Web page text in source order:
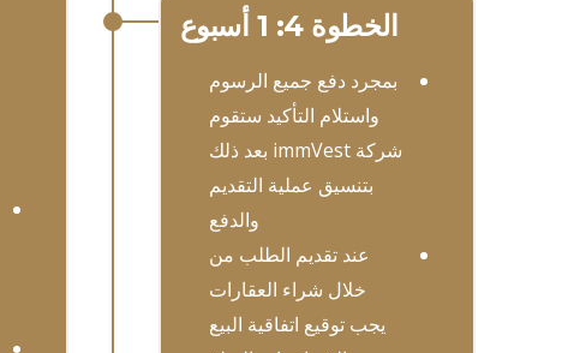
الخطوة 4: 1 أسبوع
بمجرد دفع جميع الرسوم
واستلام التأكيد ستقوم
شركة immVest بعد ذلك
بتنسيق عملية التقديم
والدفع
عند تقديم الطلب من
خلال شراء العقارات
يجب توقيع اتفاقية البيع